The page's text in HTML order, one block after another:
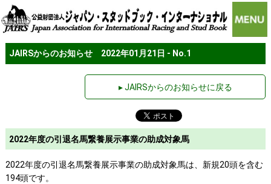
JAIRSからのお知らせ 2022年01月21日 - No.1
▸ JAIRSからのお知らせに戻る
2022年度の引退名馬繋養展示事業の助成対象馬
2022年度の引退名馬繋養展示事業の助成対象馬は、新規20頭を含む
194頭です。